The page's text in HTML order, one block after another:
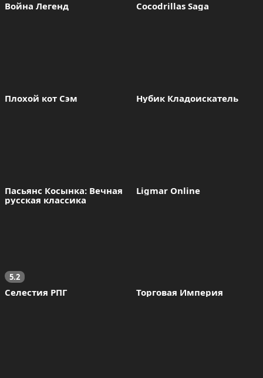
Война Легенд Cocodrillas Saga
Плохой кот Сэм Нубик Кладоискатель
Пасьянс Косынка: Вечная
русская классика
Ligmar Online
5.2
Селестия РПГ Торговая Империя